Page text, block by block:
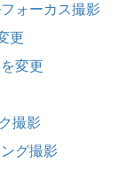
ォーカス撮影
更
変更
撮影
グ撮影